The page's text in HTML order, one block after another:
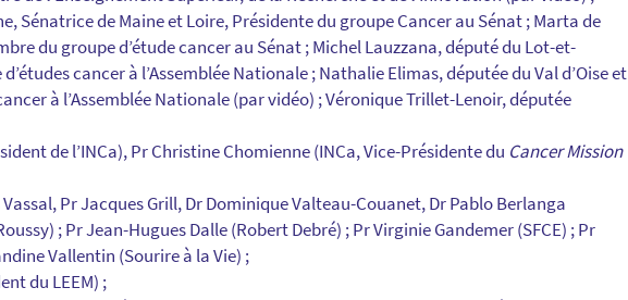
Sénatrice de Maine et Loire, Présidente du groupe Cancer au Sénat ; Marta de
du groupe d’étude cancer au Sénat ; Michel Lauzzana, député du Lot-et-
cancer à l’Assemblée Nationale ; Nathalie Elimas, députée du Val d’Oise et
à l’Assemblée Nationale (par vidéo) ; Véronique Trillet-Lenoir, députée
de l’INCa), Pr Christine Chomienne (INCa, Vice-Présidente du Cancer Mission
Vassal, Pr Jacques Grill, Dr Dominique Valteau-Couanet, Dr Pablo Berlanga
; Pr Jean-Hugues Dalle (Robert Debré) ; Pr Virginie Gandemer (SFCE) ; Pr
Vallentin (Sourire à la Vie) ;
du LEEM) ;